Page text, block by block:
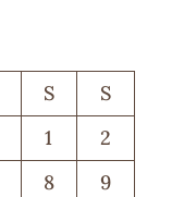
S
S
1
2
8
9